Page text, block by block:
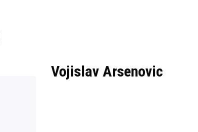
Vojislav Arsenovic